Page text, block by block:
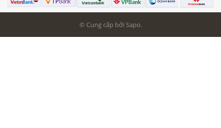
© Cung cấp bởi Sapo.